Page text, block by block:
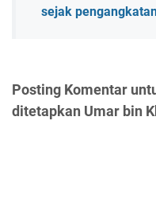
sejak
Posting Komentar
ditetapkan Umar bin